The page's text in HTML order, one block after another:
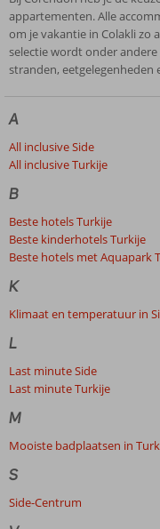
appartementen. Alle
om je vakantie in Colakli zo
selectie wordt onder
stranden, eetgelegenheden
A
All inclusive Side
All inclusive Turkije
B
Beste hotels Turkije
Beste kinderhotels Turkije
Beste hotels met Aquapark
K
Klimaat en temperatuur in
L
Last minute Side
Last minute Turkije
M
Mooiste badplaatsen in
S
Side-Centrum